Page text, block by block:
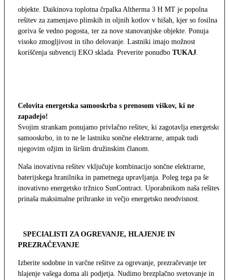
objekte. Daikinova toplotna črpalka Altherma 3 H MT je popolna
rešitev za zamenjavo plinskih in oljnih kotlov v hišah, kjer so fosilna
goriva še vedno pogosta, ter za nove stanovanjske objekte. Ponuja
visoko zmogljivost in tiho delovanje. Lastniki imajo možnost
koriščenja subvencij EKO sklada. Preverite ponudbo TUKAJ.
Celovita energetska samooskrba s prenosom viškov, ki ne
zapadejo!
Svojim strankam ponujamo privlačno rešitev, ki zagotavlja energetsko
samooskrbo, in to ne le lastniku sončne elektrarne, ampak tudi
njegovim ožjim in širšim družinskim članom.
Naša inovativna rešitev vključuje kombinacijo sončne elektrarne,
baterijskega hranilnika in pametnega upravljanja. Poleg tega pa še
inovativno energetsko tržnico SunContract. Uporabnikom naša rešitev
prinaša maksimalne prihranke in večjo energetsko neodvisnost.
SPECIALISTI ZA OGREVANJE, HLAJENJE IN
PREZRAČEVANJE
Izberite sodobne in varčne rešitve za ogrevanje, prezračevanje ter
hlajenje vašega doma ali podjetja. Nudimo brezplačno svetovanje in